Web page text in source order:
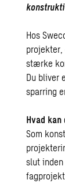
Hos
projekter,
stærke
Du bliver
sparring
Hvad kan
Som
slut